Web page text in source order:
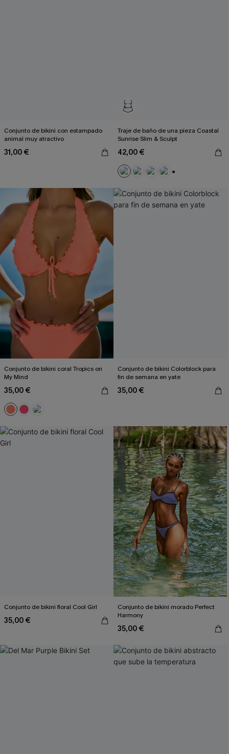
Conjunto de bikini con estampado
animal muy atractivo
31,00 €
Traje de baño de una pieza Coastal
Sunrise Slim & Sculpt
42,00 €
Conjunto de bikini coral Tropics on
My Mind
35,00 €
Conjunto de bikini Colorblock para
fin de semana en yate
35,00 €
Conjunto de bikini floral Cool Girl
35,00 €
Conjunto de bikini morado Perfect
Harmony
35,00 €